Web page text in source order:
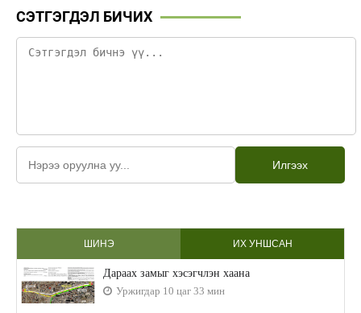
СЭТГЭГДЭЛ БИЧИХ
Илгээх
ШИНЭ ИХ УНШСАН
Дараах замыг хэсэгчлэн хаана
Уржигдар 10 цаг 33 мин